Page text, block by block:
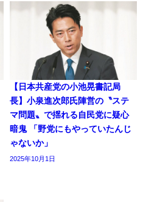
【日本共産党の小池晃書記局
長】小泉進次郎氏陣営の〝ステ
マ問題〟で揺れる自民党に疑心
暗鬼 「野党にもやっていたんじ
ゃないか」
2025年10月1日